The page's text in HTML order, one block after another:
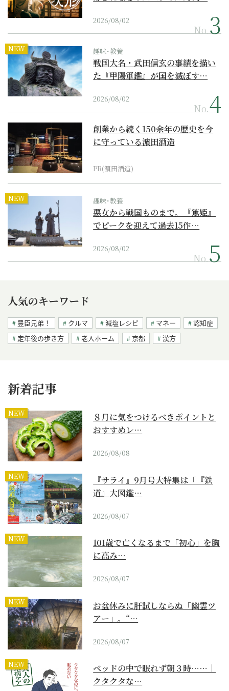
2026/08/02
No.
NEW 趣味･教養
戦国大名・武田信玄の事績を描い
た『甲陽軍鑑』が国を滅ぼす…
2026/08/02
No.
創業から続く150余年の歴史を今
に守っている濵田酒造
PR(濵田酒造)
NEW 趣味･教養
悪女から戦国ものまで。『篤姫』
でピークを迎えて過去15作…
2026/08/02
No.
人気のキーワード
豊臣兄弟！ クルマ 減塩レシピ マネー
認知症
定年後の歩き方
老人ホーム 京都 漢方
新着記事
NEW
８月に気をつけるべきポイントと
おすすめレ…
2026/08/08
NEW
『サライ』9月号大特集は「『鉄
道』大図鑑…
2026/08/07
NEW
101歳で亡くなるまで「初心」を胸
に高み…
2026/08/07
NEW
お盆休みに肝試しならぬ「幽霊ツ
アー」。“…
2026/08/07
NEW
ベッドの中で眠れず朝３時……｜
クタクタな…